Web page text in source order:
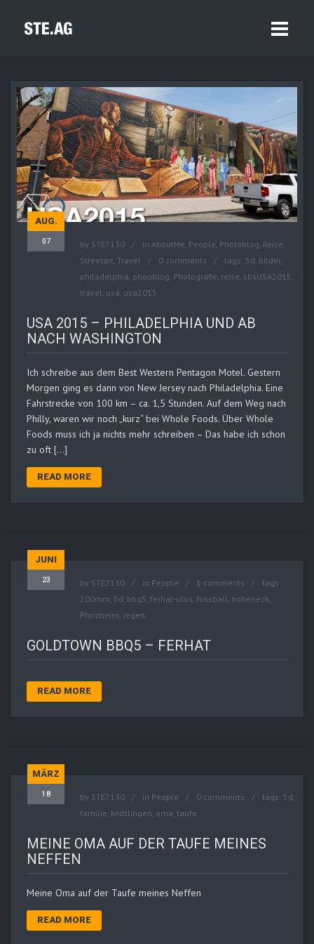
AUG.
07 by STE7130 in AboutMe, People, Photoblog, Reise,
Streetart, Travel 0 comments tags: 5d, bilder,
philadelphia, phooblog, Photografie, reise, sbsUSA2015 ,
travel, usa, usa2015
USA 2015 – PHILADELPHIA UND AB
NACH WASHINGTON
Ich schreibe aus dem Best Western Pentagon Motel. Gestern
Morgen ging es dann von New Jersey nach Philadelphia. Eine
Fahrstrecke von 100 km – ca. 1,5 Stunden. Auf dem Weg nach
Philly, waren wir noch „kurz“ bei Whole Foods. Über Whole
Foods muss ich ja nichts mehr schreiben – Das habe ich schon
zu oft […]
READ MORE
JUNI
23 by STE7130 in People 1 comments
tags:
200mm, 5d, bbq5 , ferhat-ulus, fussball, hoheneck,
Pforzheim, regen
GOLDTOWN BBQ5 – FERHAT
READ MORE
MÄRZ
18 by STE7130 in People 0 comments tags: 5d,
familie, knittlingen, oma, taufe
MEINE OMA AUF DER TAUFE MEINES
NEFFEN
Meine Oma auf der Taufe meines Neffen
READ MORE